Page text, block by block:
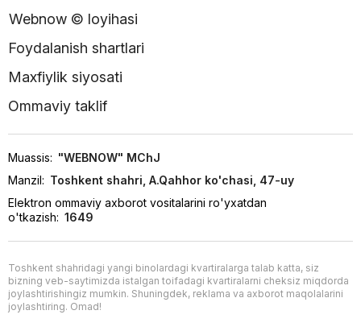
Webnow © loyihasi
Foydalanish shartlari
Maxfiylik siyosati
Ommaviy taklif
Muassis: "WEBNOW" MChJ
Manzil: Toshkent shahri, A.Qahhor ko'chasi, 47-uy
Elektron ommaviy axborot vositalarini ro'yxatdan
o'tkazish: 1649
Toshkent shahridagi yangi binolardagi kvartiralarga talab katta, siz
bizning veb-saytimizda istalgan toifadagi kvartiralarni cheksiz miqdorda
joylashtirishingiz mumkin. Shuningdek, reklama va axborot maqolalarini
joylashtiring. Omad!